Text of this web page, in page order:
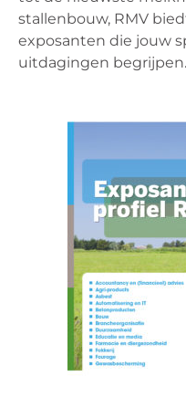
stallenbouw, RMV
exposanten die jouw
uitdagingen begrijpen.